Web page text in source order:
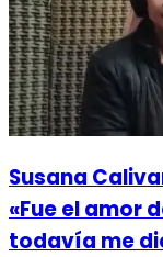
Susana
«Fue el amor
todavía me